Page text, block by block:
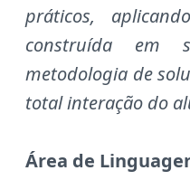
práticos,
construída em
metodologia de
total interação do
Área de